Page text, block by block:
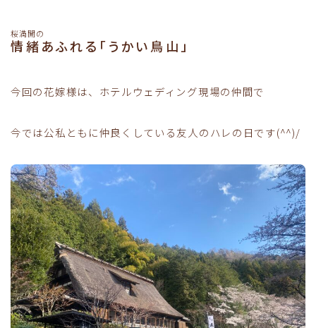
桜満開の
情緒あふれる「うかい鳥山」
今回の花嫁様は、ホテルウェディング現場の仲間で
今では公私ともに仲良くしている友人のハレの日です(^^)/